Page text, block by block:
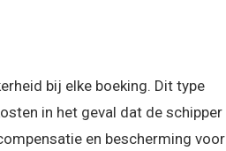
bij elke boeking. Dit type
in het geval dat de schipper
en bescherming voor